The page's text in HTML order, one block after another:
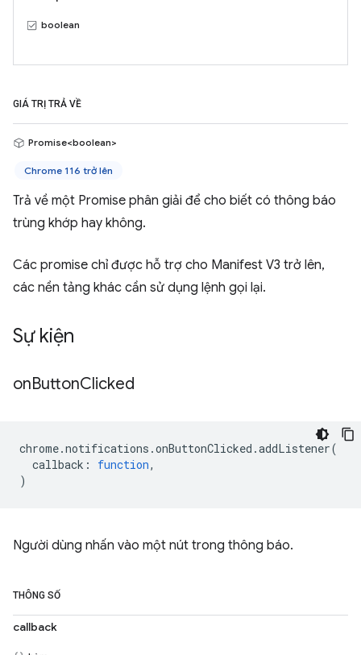
boolean
GIÁ TRỊ TRẢ VỀ
Promise<boolean>
Chrome 116 trở lên
Trả về một Promise phân giải để cho biết có thông báo
trùng khớp hay không.
Các promise chỉ được hỗ trợ cho Manifest V3 trở lên,
các nền tảng khác cần sử dụng lệnh gọi lại.
Sự kiện
onButtonClicked
chrome.notifications .onButtonClicked .addListener(
callback : function,
)
Người dùng nhấn vào một nút trong thông báo.
THÔNG SỐ
callback